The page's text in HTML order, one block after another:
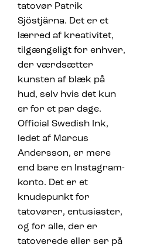
tatovør Patrik
Sjöstjärna. Det er et
lærred af kreativitet,
tilgængeligt for enhver,
der værdsætter
kunsten af blæk på
hud, selv hvis det kun
er for et par dage.
Official Swedish Ink,
ledet af Marcus
Andersson, er mere
end bare en Instagram-
konto. Det er et
knudepunkt for
tatovører, entusiaster,
og for alle, der er
tatoverede eller ser på